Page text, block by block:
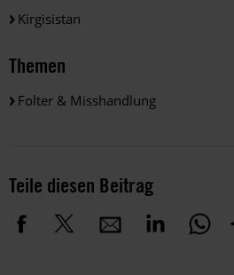
Kirgisistan
Themen
Folter & Misshandlung
Teile diesen Beitrag